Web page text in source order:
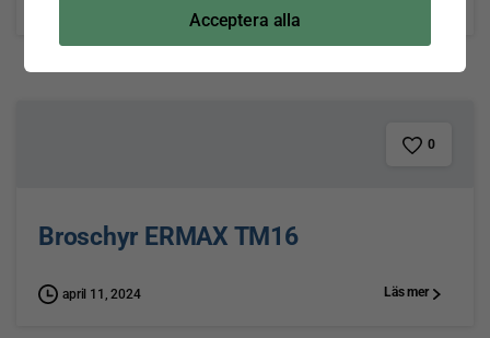
0
Broschyr ERMAX TM16
april 11, 2024 Läs mer
Acceptera alla